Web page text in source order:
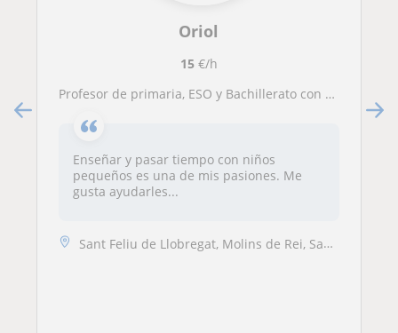
Oriol
15€/h
Profesor de primaria, ESO y Bachillerato con años de experiencia como canguro y apoyo escolar
Enseñar y pasar tiempo con niños
pequeños es una de mis pasiones. Me
gusta ayudarles...
Sant Feliu de Llobregat, Molins de Rei, Sant Joan Despí, Sant Just Des...